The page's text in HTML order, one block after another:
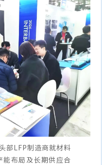
部LFP制造商就材料
能布局及长期供应合